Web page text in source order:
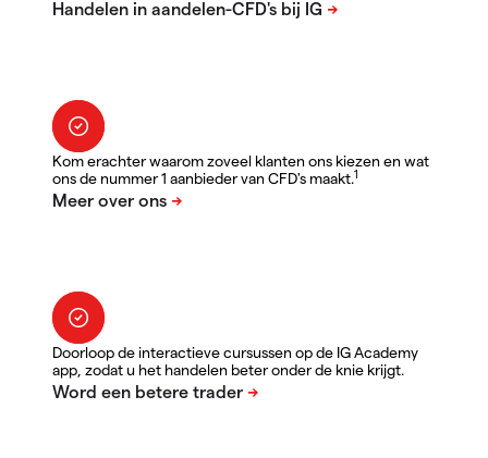
Kom erachter waarom zoveel klanten ons kiezen en wat
ons de nummer 1 aanbieder van CFD's maakt.1
Doorloop de interactieve cursussen op de IG Academy
app, zodat u het handelen beter onder de knie krijgt.